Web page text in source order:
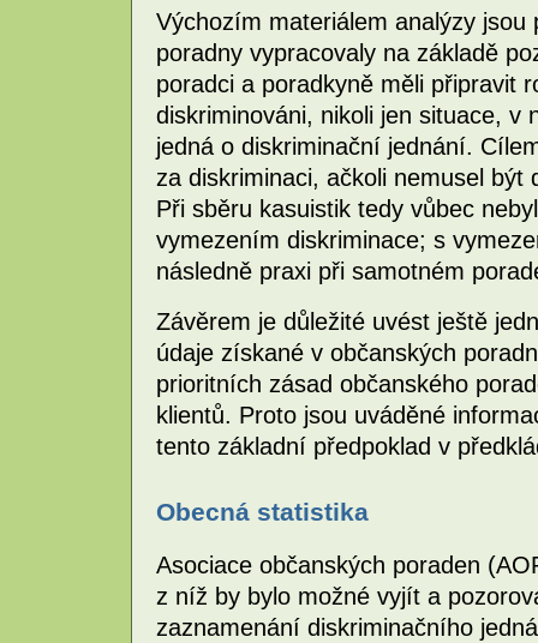
Výchozím materiálem analýzy
poradny vypracovaly na základě
poradci a poradkyně měli připravit
diskriminováni, nikoli jen situace, v
jedná o diskriminační jednání.
za diskriminaci, ačkoli nemusel být
Při sběru kasuistik tedy vůbec
vymezením diskriminace; s
následně praxi při samotném
Závěrem je důležité uvést ještě
údaje získané v občanských
prioritních zásad občanského
klientů. Proto jsou uváděné
tento základní předpoklad v
Obecná statistika
Asociace občanských poraden
z níž by bylo možné vyjít a
zaznamenání diskriminačního